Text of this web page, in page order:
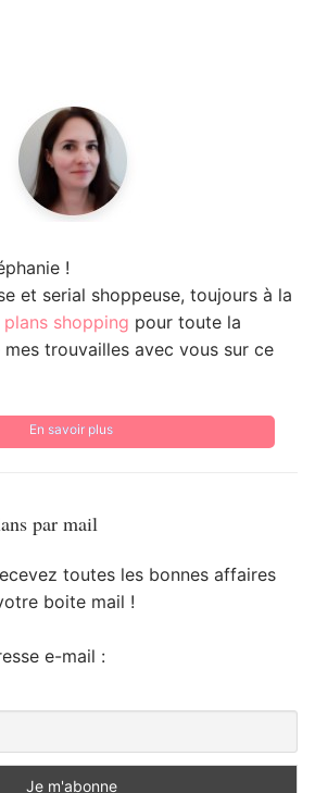
!
et serial shoppeuse, toujours à la
plans shopping pour toute la
trouvailles avec vous sur ce
En savoir plus
par mail
toutes les bonnes affaires
boite mail !
e-mail :